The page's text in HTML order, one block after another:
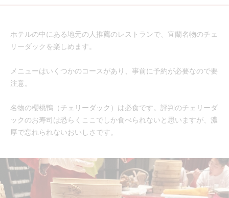
ホテルの中にある地元の人推薦のレストランで、宜蘭名物のチェ
リーダックを楽しめます。
メニューはいくつかのコースがあり、事前に予約が必要なので要
注意。
名物の櫻桃鴨（チェリーダック）は必食です。評判のチェリーダ
ックのお寿司は恐らくここでしか食べられないと思いますが、濃
厚で忘れられないおいしさです。